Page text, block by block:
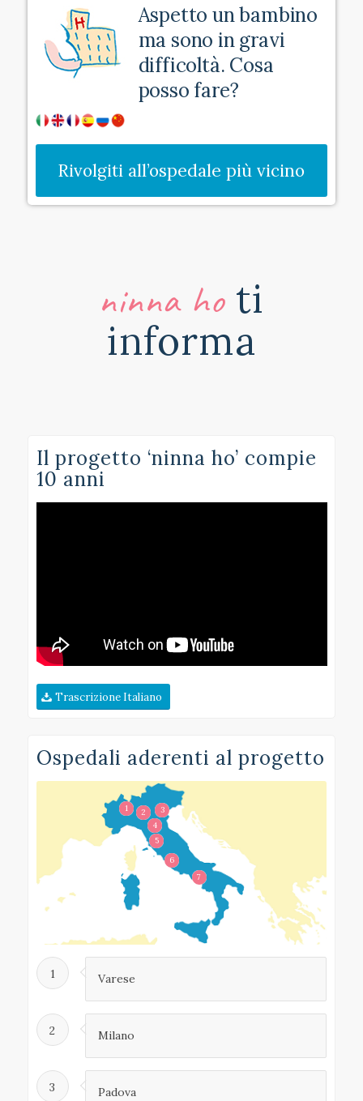
Aspetto un bambino
ma sono in gravi
difficoltà. Cosa
posso fare?
Rivolgiti all’ospedale più vicino
ninna hoti
informa
Il progetto ‘ninna ho’ compie
10 anni
Trascrizione Italiano
Ospedali aderenti al progetto
1 2
3
4
5
6
7
1 Varese
2 Milano
3 Padova